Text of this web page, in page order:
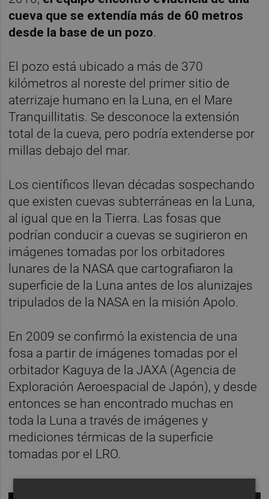
cueva que se extendía más de 60 metros
desde la base de un pozo.
El pozo está ubicado a más de 370
kilómetros al noreste del primer sitio de
aterrizaje humano en la Luna, en el Mare
Tranquillitatis. Se desconoce la extensión
total de la cueva, pero podría extenderse por
millas debajo del mar.
Los científicos llevan décadas sospechando
que existen cuevas subterráneas en la Luna,
al igual que en la Tierra. Las fosas que
podrían conducir a cuevas se sugirieron en
imágenes tomadas por los orbitadores
lunares de la NASA que cartografiaron la
superficie de la Luna antes de los alunizajes
tripulados de la NASA en la misión Apolo.
En 2009 se confirmó la existencia de una
fosa a partir de imágenes tomadas por el
orbitador Kaguya de la JAXA (Agencia de
Exploración Aeroespacial de Japón), y desde
entonces se han encontrado muchas en
toda la Luna a través de imágenes y
mediciones térmicas de la superficie
tomadas por el LRO.